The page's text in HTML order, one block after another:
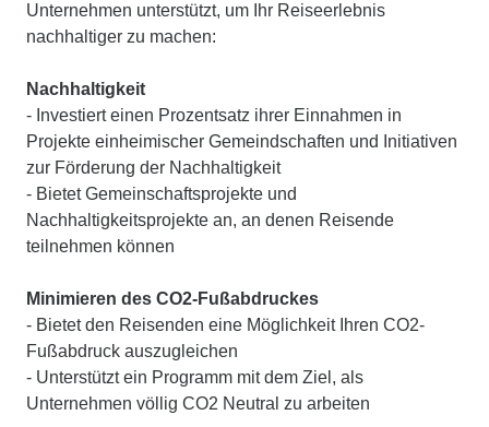
Unternehmen unterstützt, um Ihr Reiseerlebnis
nachhaltiger zu machen:
Nachhaltigkeit
- Investiert einen Prozentsatz ihrer Einnahmen in
Projekte einheimischer Gemeindschaften und Initiativen
zur Förderung der Nachhaltigkeit
- Bietet Gemeinschaftsprojekte und
Nachhaltigkeitsprojekte an, an denen Reisende
teilnehmen können
Minimieren des CO2-Fußabdruckes
- Bietet den Reisenden eine Möglichkeit Ihren CO2-
Fußabdruck auszugleichen
- Unterstützt ein Programm mit dem Ziel, als
Unternehmen völlig CO2 Neutral zu arbeiten